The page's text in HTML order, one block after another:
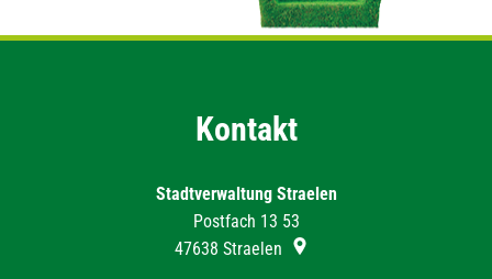
Kontakt
Stadtverwaltung Straelen
Postfach 13 53
47638 Straelen